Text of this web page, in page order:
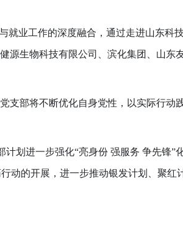
业工作的深度融合，通过走进山东科
源生物科技有限公司、滨化集团、山东
部将不断优化自身党性，以实际行动
划进一步强化“亮身份 强服务 争先锋”
动的开展，进一步推动银发计划、聚红